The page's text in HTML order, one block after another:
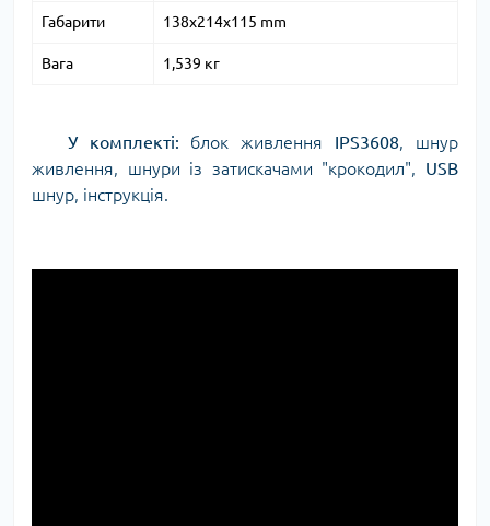
Габарити 138х214х115 mm
Вага 1,539 кг
У комплекті: блок живлення IPS3608, шнур
живлення, шнури із затискачами "крокодил", USB
шнур, інструкція.